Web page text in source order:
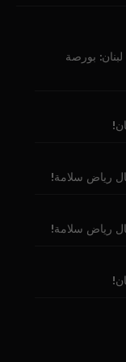
بورصة
رياض سلامة!
رياض سلامة!